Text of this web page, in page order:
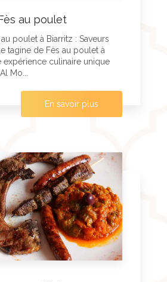
au poulet
poulet à Biarritz : Saveurs
tagine de Fès au poulet à
expérience culinaire unique
Mo...
En savoir plus